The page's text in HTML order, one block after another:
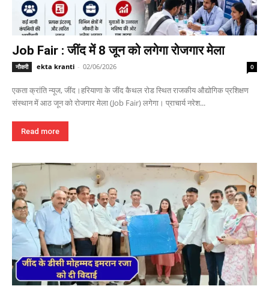
Job Fair : जींद में 8 जून को लगेगा रोजगार मेला
नौकरी ekta kranti - 02/06/2026 0
एकता क्रांति न्यूज, जींद।हरियाणा के जींद कैथल रोड स्थित राजकीय औद्योगिक प्रशिक्षण
संस्थान में आठ जून को रोजगार मेला (Job Fair) लगेगा। प्राचार्य नरेश...
Read more